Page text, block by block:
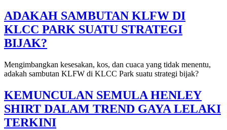
ADAKAH SAMBUTAN KLFW DI
KLCC PARK SUATU STRATEGI
BIJAK?
Mengimbangkan kesesakan, kos, dan cuaca yang tidak menentu,
adakah sambutan KLFW di KLCC Park suatu strategi bijak?
KEMUNCULAN SEMULA HENLEY
SHIRT DALAM TREND GAYA LELAKI
TERKINI